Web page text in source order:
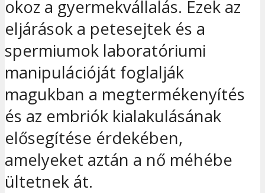
okoz a gyermekvállalás. Ezek az
eljárások a petesejtek és a
spermiumok laboratóriumi
manipulációját foglalják
magukban a megtermékenyítés
és az embriók kialakulásának
elősegítése érdekében,
amelyeket aztán a nő méhébe
ültetnek át.